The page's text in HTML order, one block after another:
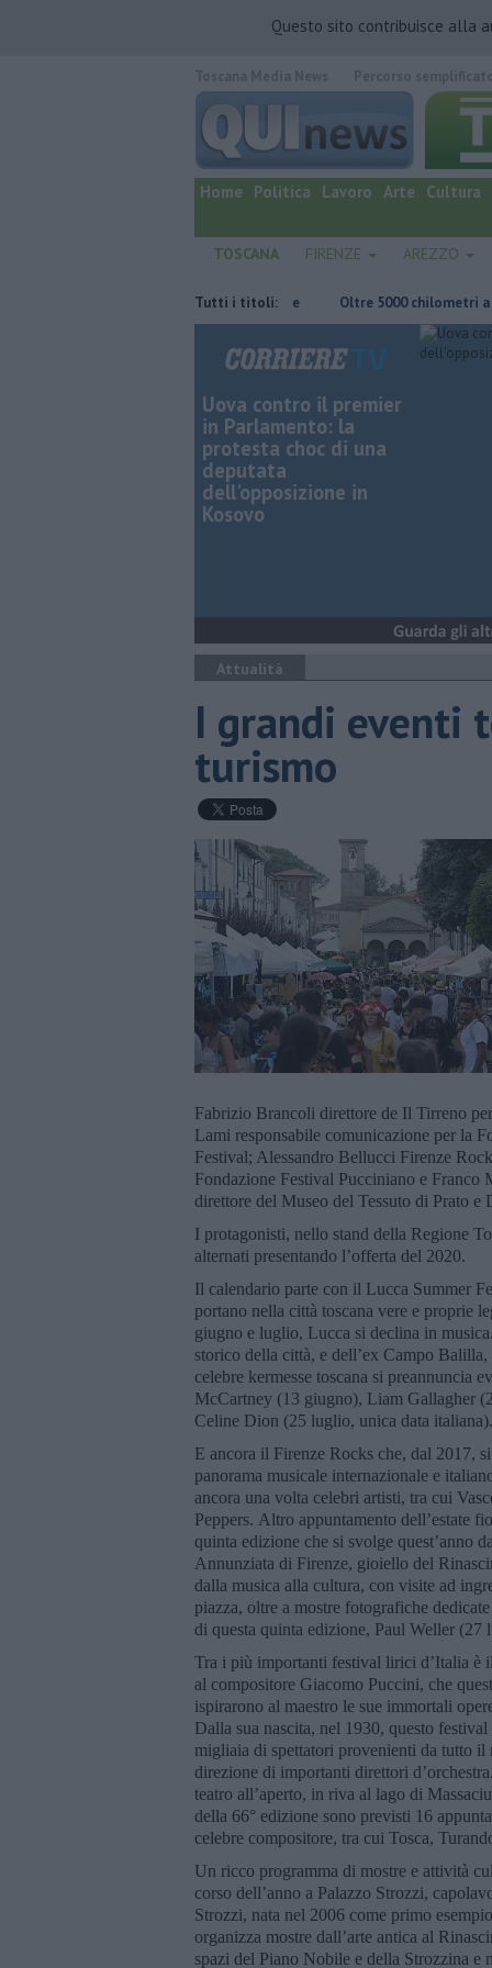
Questo sito contribuisce alla
quotidiano online.
Home Politica Lavoro Arte Cultura
TOSCANA FIRENZE AREZZO
Tutti i titoli:
in ospedale e casa inagibile Oltre 5000 chilometri a remi
Uova contro il premier
in Parlamento: la
protesta choc di una
deputata
dell'opposizione in
Kosovo
Attualità
I grandi eventi
turismo
Fabrizio Brancoli direttore de Il Tirreno
Lami responsabile comunicazione per la
Festival; Alessandro Bellucci Firenze
Fondazione Festival Pucciniano e
direttore del Museo del Tessuto di Prato e
I protagonisti, nello stand della Regione
alternati presentando l’offerta del 2020.
Il calendario parte con il Lucca Summer
portano nella città toscana vere e proprie
giugno e luglio, Lucca si declina in
storico della città, e dell’ex Campo
celebre kermesse toscana si preannuncia
McCartney (13 giugno), Liam Gallagher
Celine Dion (25 luglio, unica data italiana).
E ancora il Firenze Rocks che, dal 2017,
panorama musicale internazionale e
ancora una volta celebri artisti, tra cui
Peppers. Altro appuntamento dell’estate
quinta edizione che si svolge quest’anno
Annunziata di Firenze, gioiello del
dalla musica alla cultura, con visite ad
piazza, oltre a mostre fotografiche
di questa quinta edizione, Paul Weller
Tra i più importanti festival lirici d’Italia è
al compositore Giacomo Puccini, che
ispirarono al maestro le sue immortali
Dalla sua nascita, nel 1930, questo
migliaia di spettatori provenienti da tutto il
direzione di importanti direttori
teatro all’aperto, in riva al lago di
della 66° edizione sono previsti 16
celebre compositore, tra cui Tosca,
Un ricco programma di mostre e attività
corso dell’anno a Palazzo Strozzi,
Strozzi, nata nel 2006 come primo
organizza mostre dall’arte antica al
spazi del Piano Nobile e della Strozzina e